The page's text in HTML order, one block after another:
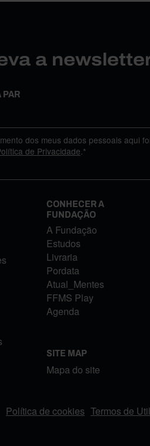
a
PAR
dos meus dados pessoais aqui
de Privacidade .*
CONHECER A
FUNDAÇÃO
A Fundação
Estudos
Livraria
Pordata
Atual_Mentes
FFMS Play
Agenda
SITE MAP
Mapa do site
FOOTER MENU
Política de cookies Termos de